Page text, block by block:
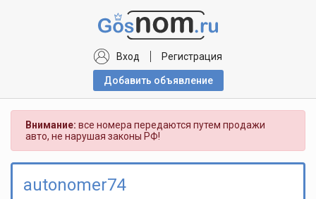
Вход Регистрация
Добавить объявлениe
Внимание: все номера передаются путем продажи
авто, не нарушая законы РФ!
autonomer74